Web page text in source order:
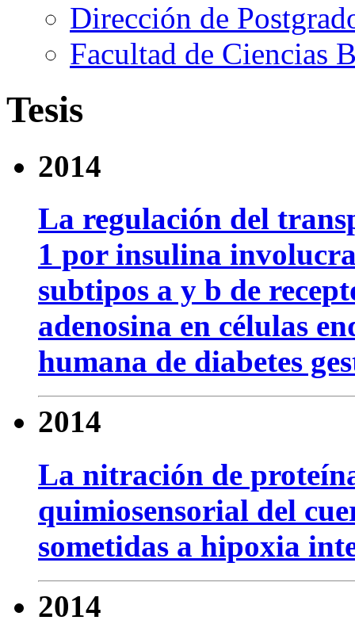
Dirección de
Facultad de Ciencias
Tesis
2014
La regulación del
1 por insulina
subtipos a y b de
adenosina en células
humana de diabetes
2014
La nitración de
quimiosensorial del
sometidas a hipoxia
2014